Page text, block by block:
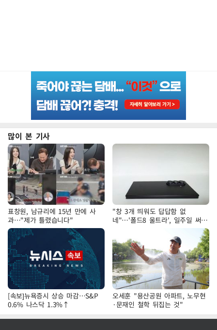
많이 본 기사
표창원, 남규리에 15년 만에 사
과…"제가 틀렸습니다"
"창 3개 띄워도 답답함 없
네"…'폴드8 울트라', 일주일 써보
[속보]뉴욕증시 상승 마감…S&P
0.6% 나스닥 1.3%↑
오세훈 "용산공원 아파트, 노무현
·문재인 철학 뒤집는 것"